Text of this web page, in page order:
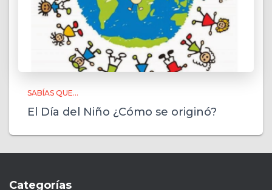
SABÍAS QUE...
El Día del Niño ¿Cómo se originó?
Categorías